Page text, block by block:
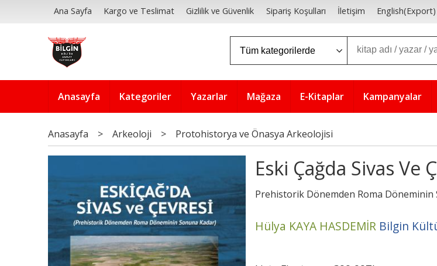
Ana Sayfa Kargo ve Teslimat Gizlilik ve Güvenlik Sipariş Koşulları İletişim English(Export)
Anasayfa Kategoriler Yazarlar Mağaza E-Kitaplar Kampanyalar
Anasayfa > Arkeoloji > Protohistorya ve Önasya Arkeolojisi
Eski Çağda Sivas Ve
Prehistorik Dönemden Roma Döneminin
Hülya KAYA HASDEMİR Bilgin